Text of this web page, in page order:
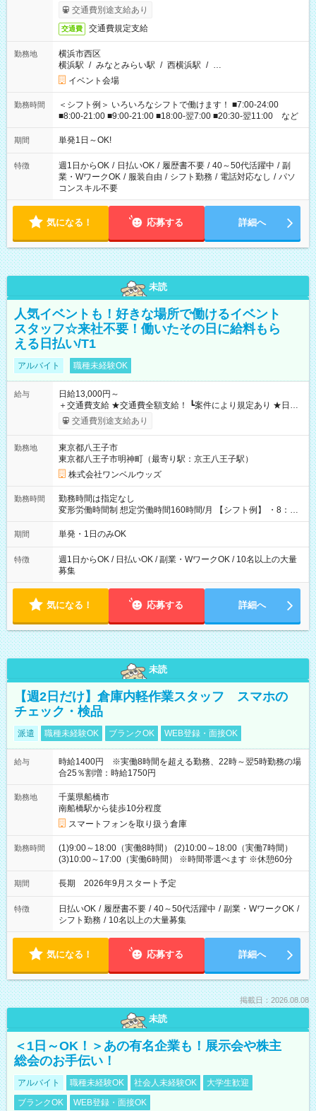
交通費別途支給あり
交通費 交通費規定支給
勤務地
横浜市西区
横浜駅 / みなとみらい駅 / 西横浜駅 / …
イベント会場
勤務時間
＜シフト例＞ いろいろなシフトで働けます！ ■7:00-24:00
■8:00-21:00 ■9:00-21:00 ■18:00-翌7:00 ■20:30-翌11:00 など
期間 単発1日～OK!
特徴 週1日からOK / 日払いOK / 履歴書不要 / 40～50代活躍中 / 副
業・WワークOK / 服装自由 / シフト勤務 / 電話対応なし / パソ
コンスキル不要
気になる！ 応募する 詳細へ
未読
人気イベントも！好きな場所で働けるイベント
スタッフ☆来社不要！働いたその日に給料もら
える日払い/T1
アルバイト 職種未経験OK
給与
日給13,000円～
＋交通費支給 ★交通費全額支給！ ┗案件により規定あり ★日払
いOK！（規定あり） ┗働いたその日に現金GET♪ お仕事後はコ
ンビニATMから 日払い分を引き落とせます！ 【試用期間】試
交通費別途支給あり
勤務地
東京都八王子市
東京都八王子市明神町（最寄り駅：京王八王子駅）
株式会社ワンベルウッズ
勤務時間
勤務時間は指定なし
変形労働時間制 想定労働時間160時間/月 【シフト例】 ・8：00
～21：00
期間 単発・1日のみOK
特徴
週1日からOK / 日払いOK / 副業・WワークOK / 10名以上の大量
募集
気になる！ 応募する 詳細へ
未読
【週2日だけ】倉庫内軽作業スタッフ スマホの
チェック・検品
派遣 職種未経験OK ブランクOK WEB登録・面接OK
給与
時給1400円 ※実働8時間を超える勤務、22時～翌5時勤務の場
合25％割増：時給1750円
勤務地
千葉県船橋市
南船橋駅から徒歩10分程度
スマートフォンを取り扱う倉庫
勤務時間
(1)9:00～18:00（実働8時間） (2)10:00～18:00（実働7時間）
(3)10:00～17:00（実働6時間） ※時間帯選べます ※休憩60分
期間 長期 2026年9月スタート予定
特徴 日払いOK / 履歴書不要 / 40～50代活躍中 / 副業・WワークOK /
シフト勤務 / 10名以上の大量募集
気になる！ 応募する 詳細へ
掲載日：2026.08.08
未読
＜1日～OK！＞あの有名企業も！展示会や株主
総会のお手伝い！
アルバイト 職種未経験OK 社会人未経験OK
大学生歓迎
ブランクOK
WEB登録・面接OK